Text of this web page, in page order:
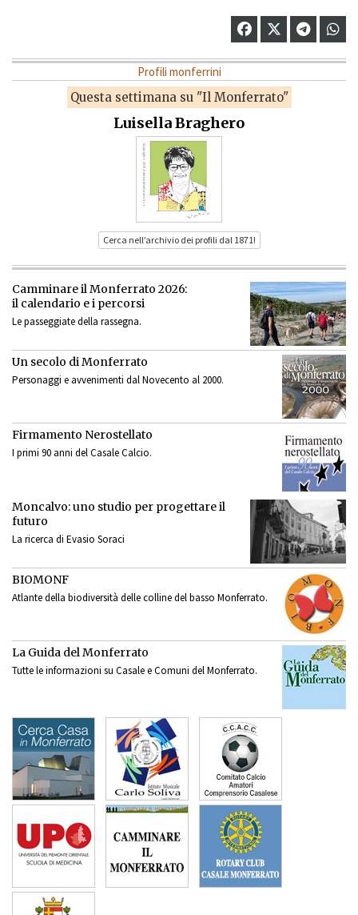
Profili monferrini
Questa settimana su "Il Monferrato"
Luisella Braghero
Cerca nell’archivio dei profili dal 1871!
Camminare il Monferrato 2026:
il calendario e i percorsi
Le passeggiate della rassegna.
Un secolo di Monferrato
Personaggi e avvenimenti dal Novecento al 2000.
Firmamento Nerostellato
I primi 90 anni del Casale Calcio.
Moncalvo: uno studio per progettare il
futuro
La ricerca di Evasio Soraci
BIOMONF
Atlante della biodiversità delle colline del basso Monferrato.
La Guida del Monferrato
Tutte le informazioni su Casale e Comuni del Monferrato.